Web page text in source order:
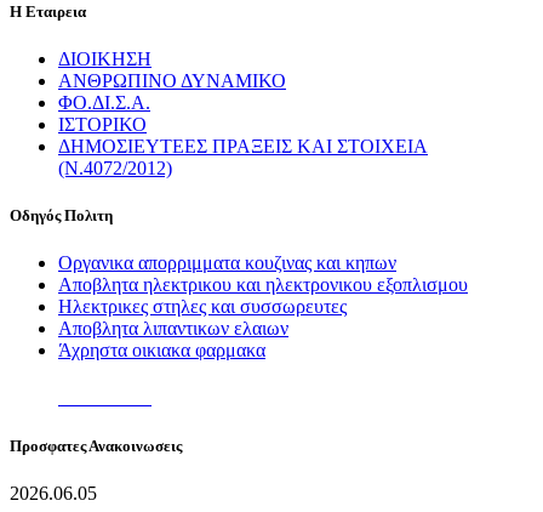
Η Εταιρεια
ΔΙΟΙΚΗΣΗ
ΑΝΘΡΩΠΙΝΟ ΔΥΝΑΜΙΚΟ
ΦΟ.ΔΙ.Σ.Α.
ΙΣΤΟΡΙΚΟ
ΔΗΜΟΣΙΕΥΤΕΕΣ ΠΡΑΞΕΙΣ ΚΑΙ ΣΤΟΙΧΕΙΑ
(Ν.4072/2012)
Οδηγός Πολιτη
Οργανικα απορριμματα κουζινας και κηπων
Αποβλητα ηλεκτρικου και ηλεκτρονικου εξοπλισμου
Ηλεκτρικες στηλες και συσσωρευτες
Αποβλητα λιπαντικων ελαιων
Άχρηστα οικιακα φαρμακα
Πρoσφατες Ανακοινωσεις
2026.06.05